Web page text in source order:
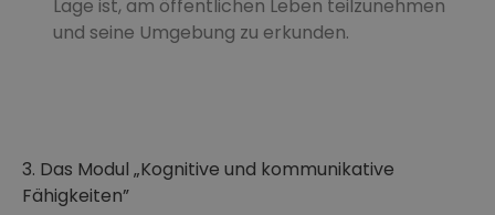
Lage ist, am öffentlichen Leben teilzunehmen
und seine Umgebung zu erkunden.
3. Das Modul „Kognitive und kommunikative
Fähigkeiten”